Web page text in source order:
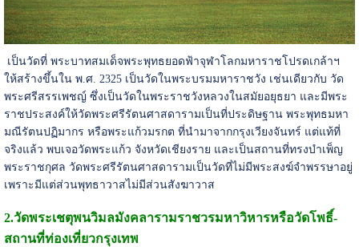
เป็นวัดที่ พระบาทสมเด็จพระพุทธยอดฟ้าจุฬาโลกมหาราชโปรดเกล้าฯ
ให้สร้างขึ้นใน พ.ศ. 2325 เป็นวัดในพระบรมมหาราชวัง เช่นเดียวกับ วัด
พระศรีสรรเพชญ์ ซึ่งเป็นวัดในพระราชวังหลวงในสมัยอยุธยา และมีพระ
ราชประสงค์ให้วัดพระศรีรัตนศาสดารามเป็นที่ประดิษฐาน พระพุทธมหา
มณีรัตนปฏิมากร หรือพระแก้วมรกต ที่นำมาจากกรุงเวียงจันทร์ แต่แท้ที่
จริงแล้ว พบเจอวัดพระแก้ว จังหวัดเชียงราย และเป็นสถานที่ทรงบำเพ็ญ
พระราชกุศล วัดพระศรีรัตนศาสดารามเป็นวัดที่ไม่มีพระสงฆ์จำพรรษาอยู่
เพราะมีแต่ส่วนพุทธาวาสไม่มีส่วนสังฆาวาส
2.วัดพระเชตุพนวิมลมังคลารามราชวรมหาวิหารหรือวัดโพธิ์-
สถานที่ท่องเที่ยวกรุงเทพ